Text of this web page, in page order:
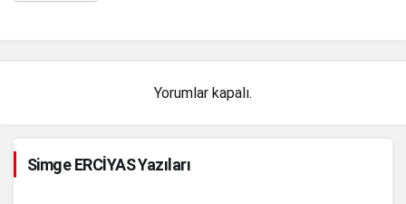
Yorumlar kapalı.
Simge ERCİYAS Yazıları